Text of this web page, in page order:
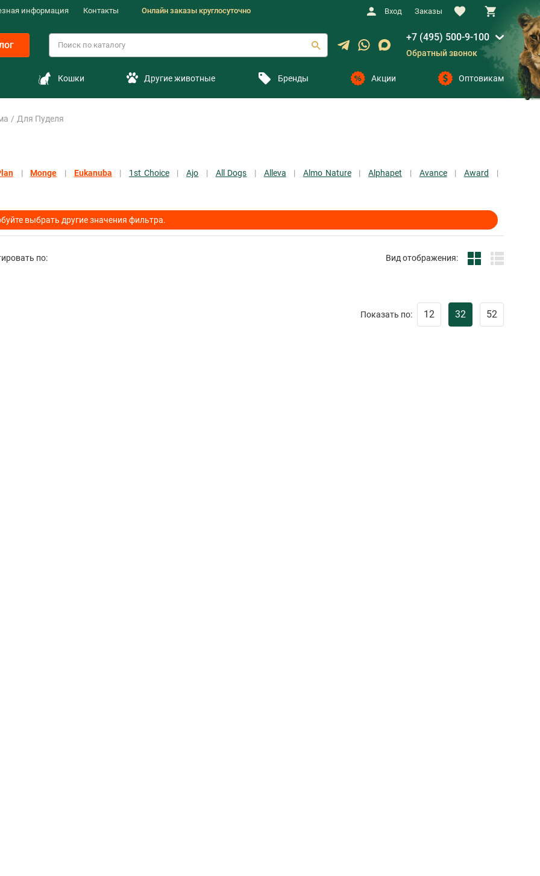
информация Контакты Онлайн заказы круглосуточно Вход Заказы
+7 (495) 500-9-100
Обратный звонок
Кошки Другие животные Бренды Акции Оптовикам
Для Пуделя
Monge Eukanuba 1st Choice Ajo All Dogs Alleva Almo Nature Alphapet Avance
Award
выбрать другие значения фильтра.
по: Вид отображения:
Показать по: 12 32 52